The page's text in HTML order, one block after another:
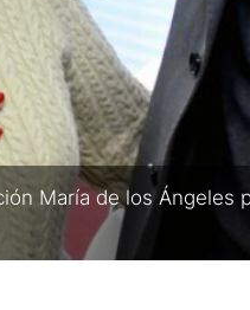
María de los Ángeles